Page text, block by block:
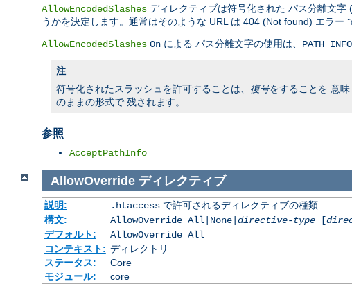
AllowEncodedSlashes ディレクティブは符号化された パス分離文字 (
うかを決定します。通常はそのような URL は 404 (Not found) エラー
AllowEncodedSlashes On による パス分離文字の使用は、 PATH_INFO
注
符号化されたスラッシュを許可することは、 復号をすることを 意味
のままの形式で 残されます。
参照
AcceptPathInfo
AllowOverride ディレクティブ
説明: .htaccessで許可されるディレクティブの種類
構文:
AllowOverride All|None| directive-type[
デフォルト:
AllowOverride All
コンテキスト: ディレクトリ
ステータス:
Core
モジュール:
core